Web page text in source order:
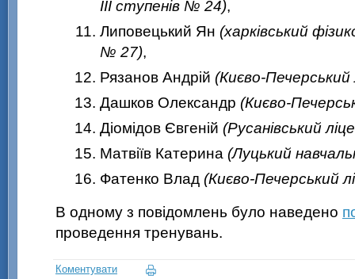
III ступенів № 24),
Липовецький Ян (харківський
№ 27),
Рязанов Андрій (Києво-
Дашков Олександр (Києво-
Діомідов Євгеній (Русанівський
Матвіїв Катерина (Луцький
Фатенко Влад (Києво-Печерський
В одному з повідомлень було наведено
проведення тренувань.
Коментувати